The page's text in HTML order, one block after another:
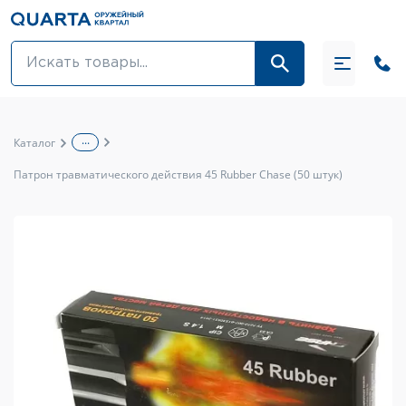
Оптовикам
Средства для ухода за оружием
Тюнинг оружия и ЗИП
Обувь
Каталог ...
Патрон травматического действия 45 Rubber Chase (50 штук)